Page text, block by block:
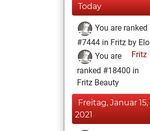
Today
You are ranked
#7444 in Fritz by Elo
Fritz
You are
ranked #18400 in
Fritz Beauty
Freitag, Januar 15,
2021